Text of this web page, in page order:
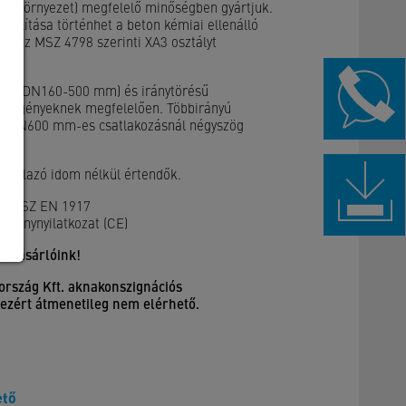
környezet) megfelelő minőségben gyártjuk.
történhet a beton kémiai ellenálló
az MSZ 4798 szerinti XA3 osztályt
(DN160-500 mm) és iránytörésű
igényeknek megfelelően. Többirányú
mm-es csatlakozásnál négyszög
idom nélkül értendők.
MSZ EN 1917
(CE)
Vásárlóink!
Kft. aknakonszignációs
átmenetileg nem elérhető.